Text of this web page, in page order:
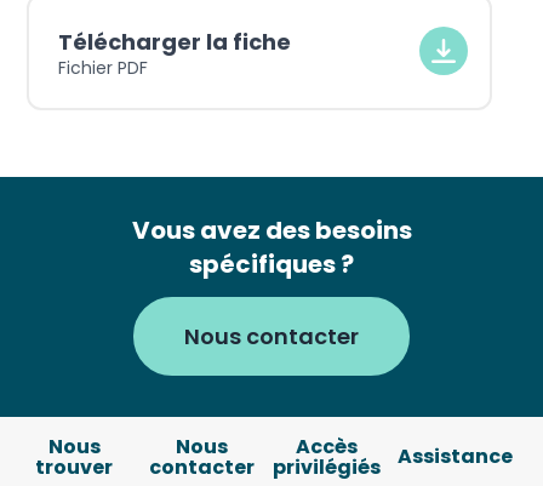
Télécharger la fiche
Fichier PDF
Vous avez des besoins
spécifiques ?
Nous contacter
Nous
trouver
Nous
contacter
Accès
privilégiés Assistance